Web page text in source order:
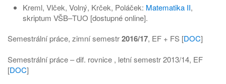
Kreml, Vlček, Volný, Krček, Poláček: Matematika II,
skriptum VŠB–TUO [dostupné online].
Semestrální práce, zimní semestr2016/17, EF + FS [DOC]
Semestrální práce – dif. rovnice , letní semestr 2013/14, EF
[DOC]